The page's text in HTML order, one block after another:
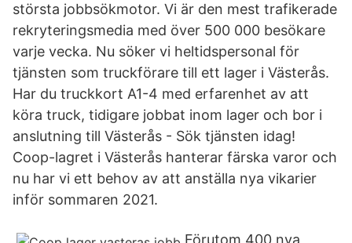
största jobbsökmotor. Vi är den mest trafikerade
rekryteringsmedia med över 500 000 besökare
varje vecka. Nu söker vi heltidspersonal för
tjänsten som truckförare till ett lager i Västerås.
Har du truckkort A1-4 med erfarenhet av att
köra truck, tidigare jobbat inom lager och bor i
anslutning till Västerås - Sök tjänsten idag!
Coop-lagret i Västerås hanterar färska varor och
nu har vi ett behov av att anställa nya vikarier
inför sommaren 2021.
Förutom 400 nya